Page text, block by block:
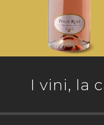
Spumanti Metodo
I vini, la